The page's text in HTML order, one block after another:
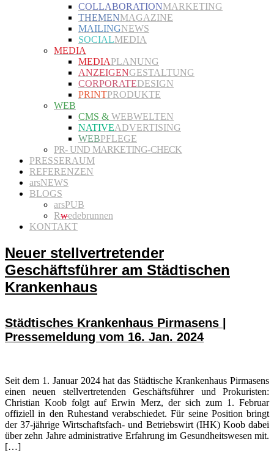
COLLABORATIONMARKETING
THEMENMAGAZINE
MAILINGNEWS
SOCIALMEDIA
MEDIA
MEDIAPLANUNG
ANZEIGENGESTALTUNG
CORPORATEDESIGN
PRINTPRODUKTE
WEB
CMS & WEBWELTEN
NATIVEADVERTISING
WEBPFLEGE
PR- UND MARKETING-CHECK
PRESSERAUM
REFERENZEN
arsNEWS
BLOGS
arsPUB
Rwedebrunnen
KONTAKT
Neuer stellvertretender
Geschäftsführer am Städtischen
Krankenhaus
Städtisches Krankenhaus Pirmasens |
Pressemeldung vom 16. Jan. 2024
Seit dem 1. Januar 2024 hat das Städtische Krankenhaus Pirmasens
einen neuen stellvertretenden Geschäftsführer und Prokuristen:
Christian Koob folgt auf Erwin Merz, der sich zum 1. Februar
offiziell in den Ruhestand verabschiedet. Für seine Position bringt
der 37-jährige Wirtschaftsfach- und Betriebswirt (IHK) Koob dabei
über zehn Jahre administrative Erfahrung im Gesundheitswesen mit.
[…]